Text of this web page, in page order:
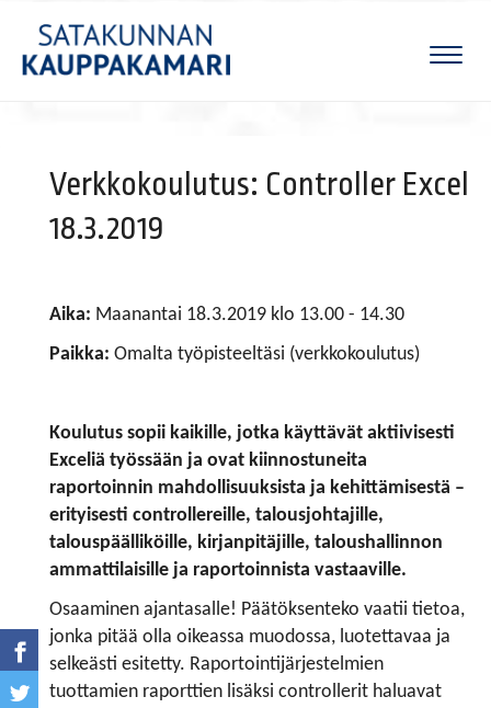
Verkkokoulutus: Controller Excel
18.3.2019
Aika: Maanantai 18.3.2019 klo 13.00 - 14.30
Paikka: Omalta työpisteeltäsi (verkkokoulutus)
Koulutus sopii kaikille, jotka käyttävät aktiivisesti
Exceliä työssään ja ovat kiinnostuneita
raportoinnin mahdollisuuksista ja kehittämisestä –
erityisesti controllereille, talousjohtajille,
talouspäälliköille, kirjanpitäjille, taloushallinnon
ammattilaisille ja raportoinnista vastaaville.
Osaaminen ajantasalle! Päätöksenteko vaatii tietoa,
jonka pitää olla oikeassa muodossa, luotettavaa ja
selkeästi esitetty. Raportointijärjestelmien
tuottamien raporttien lisäksi controllerit haluavat